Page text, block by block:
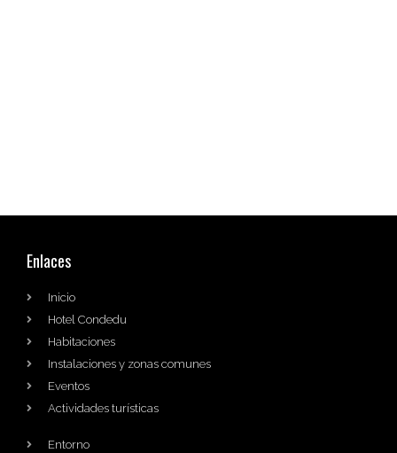
Enlaces
Inicio
Hotel Condedu
Habitaciones
Instalaciones y zonas comunes
Eventos
Actividades turísticas
Entorno